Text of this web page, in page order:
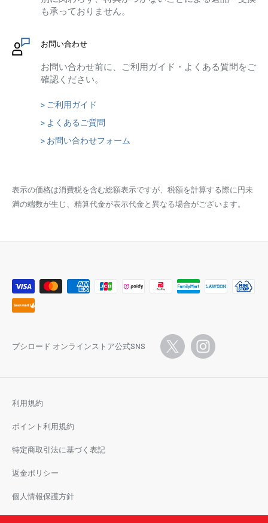
も承っておりません。
お問い合わせ
お問い合わせ前に、ご利用ガイド・よくある質問をご
確認ください。
> ご利用ガイド
> よくあるご質問
> お問い合わせフォーム
表示の価格は消費税を含む総額表示ですが、税額を計算する際に円未
満の端数が生じ、精算代金が表示代金と異なる場合がございます。
ブシロード オンラインストア公式SNS
利用規約
ポイント利用規約
特定商取引法に基づく表記
返金ポリシー
個人情報保護方針